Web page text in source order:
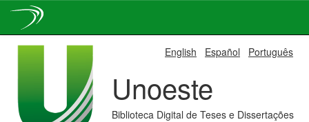
English Español Português
Unoeste
Biblioteca Digital de Teses e Dissertações